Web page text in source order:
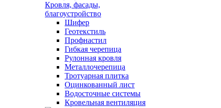
Кровля, фасады,
благоустройство
Шифер
Геотекстиль
Профнастил
Гибкая черепица
Рулонная кровля
Металлочерепица
Тротуарная плитка
Оцинкованный лист
Водосточные системы
Кровельная вентиляция